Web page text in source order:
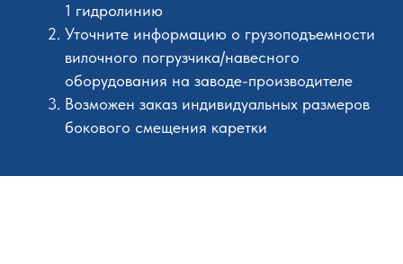
1 гидролинию
Уточните информацию о грузоподъемности
вилочного погрузчика/навесного
оборудования на заводе-производителе
Возможен заказ индивидуальных размеров
бокового смещения каретки